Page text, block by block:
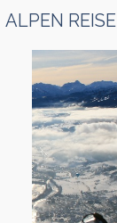
ALPEN REISE